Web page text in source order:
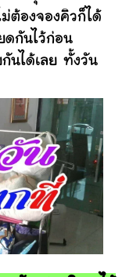
ต้องจองคิวก็ได้
ดกันไว้ก่อน
นได้เลย ทั้งวัน